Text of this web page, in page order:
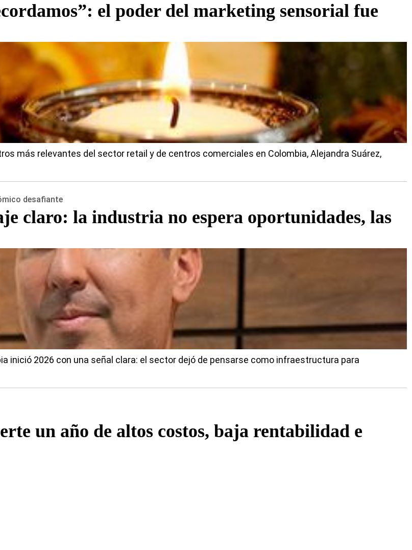
el poder del marketing sensorial fue
más relevantes del sector retail y de centros comerciales en Colombia, Alejandra Suárez,
desafiante
claro: la industria no espera oportunidades, las
inició 2026 con una señal clara: el sector dejó de pensarse como infraestructura para
un año de altos costos, baja rentabilidad e